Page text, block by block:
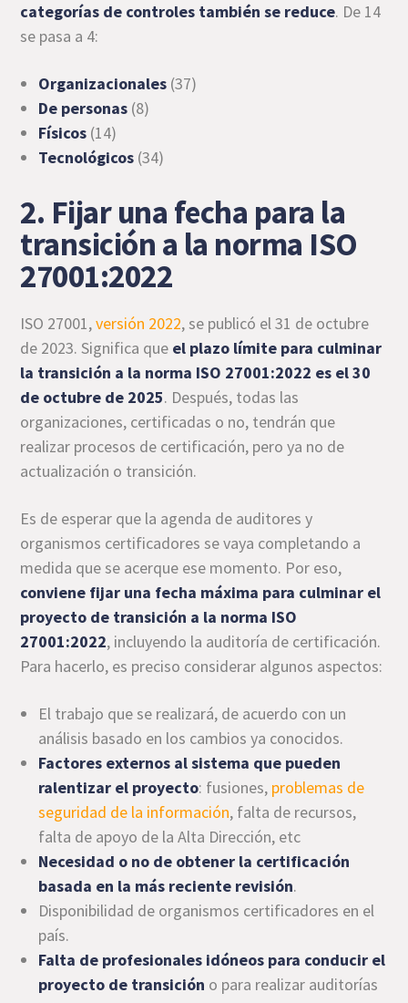
categorías de controles también se reduce. De 14
se pasa a 4:
Organizacionales (37)
De personas (8)
Físicos (14)
Tecnológicos (34)
2. Fijar una fecha para la
transición a la norma ISO
27001:2022
ISO 27001,versión 2022, se publicó el 31 de octubre
de 2023. Significa que el plazo límite para culminar
la transición a la norma ISO 27001:2022 es el 30
de octubre de 2025. Después, todas las
organizaciones, certificadas o no, tendrán que
realizar procesos de certificación, pero ya no de
actualización o transición.
Es de esperar que la agenda de auditores y
organismos certificadores se vaya completando a
medida que se acerque ese momento. Por eso,
conviene fijar una fecha máxima para culminar el
proyecto de transición a la norma ISO
27001:2022, incluyendo la auditoría de certificación.
Para hacerlo, es preciso considerar algunos aspectos:
El trabajo que se realizará, de acuerdo con un
análisis basado en los cambios ya conocidos.
Factores externos al sistema que pueden
ralentizar el proyecto: fusiones, problemas de
seguridad de la información, falta de recursos,
falta de apoyo de la Alta Dirección, etc
Necesidad o no de obtener la certificación
basada en la más reciente revisión.
Disponibilidad de organismos certificadores en el
país.
Falta de profesionales idóneos para conducir el
proyecto de transición o para realizar auditorías